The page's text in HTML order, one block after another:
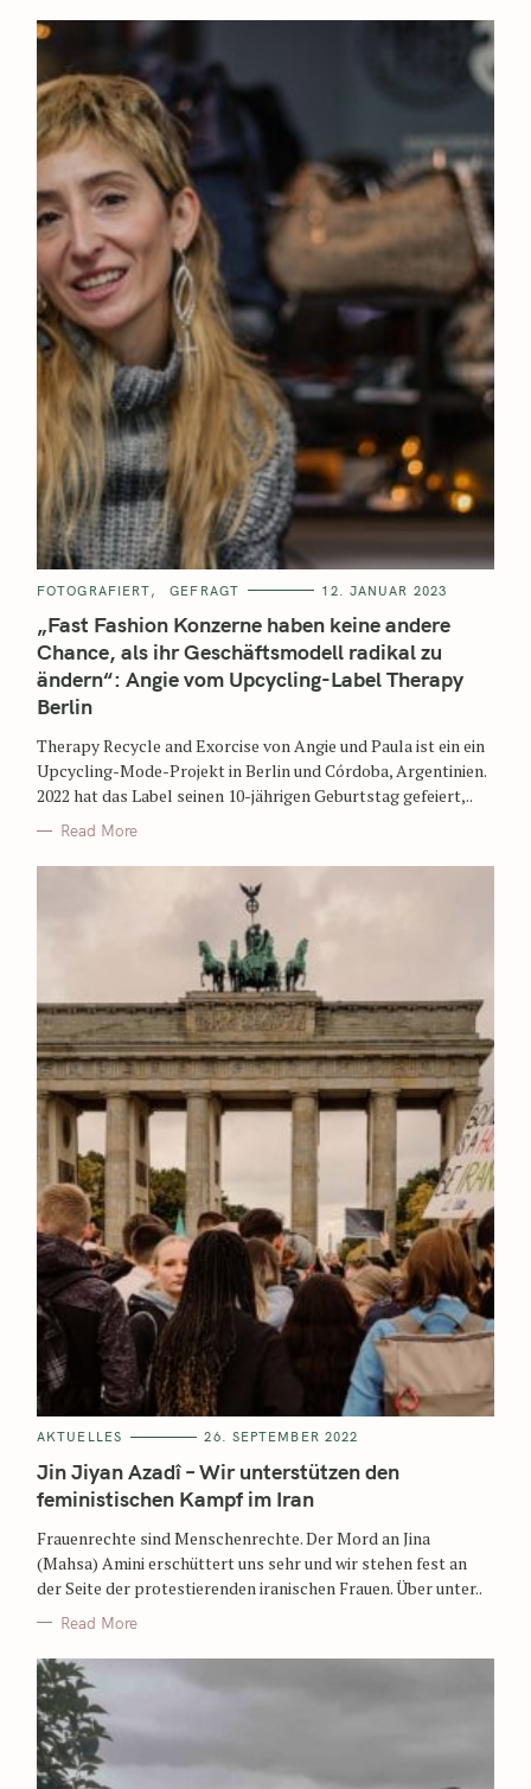
FOTOGRAFIERT GEFRAGT 12. JANUAR 2023
„Fast Fashion Konzerne haben keine andere
Chance, als ihr Geschäftsmodell radikal zu
ändern“: Angie vom Upcycling-Label Therapy
Berlin
Therapy Recycle and Exorcise von Angie und Paula ist ein ein
Upcycling-Mode-Projekt in Berlin und Córdoba, Argentinien.
2022 hat das Label seinen 10-jährigen Geburtstag gefeiert,..
Read More
AKTUELLES 26. SEPTEMBER 2022
Jin Jiyan Azadî – Wir unterstützen den
feministischen Kampf im Iran
Frauenrechte sind Menschenrechte. Der Mord an Jina
(Mahsa) Amini erschüttert uns sehr und wir stehen fest an
der Seite der protestierenden iranischen Frauen. Über unter..
Read More